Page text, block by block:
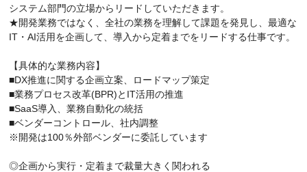
システム部門の立場からリードしていただきます。
★開発業務ではなく、全社の業務を理解して課題を発見し、最適な
IT・AI活用を企画して、導入から定着までをリードする仕事です。
【具体的な業務内容】
■DX推進に関する企画立案、ロードマップ策定
■業務プロセス改革(BPR)とIT活用の推進
■SaaS導入、業務自動化の統括
■ベンダーコントロール、社内調整
※開発は100％外部ベンダーに委託しています
◎企画から実行・定着まで裁量大きく関われる